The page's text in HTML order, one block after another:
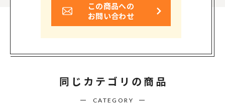
この商品への
お問い合わせ
同じカテゴリの商品
CATEGORY